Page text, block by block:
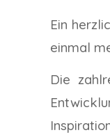
Ein
einmal
Die